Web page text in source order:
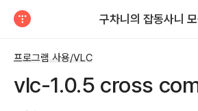
구차니의 잡동사니
프로그램 사용/VLC
vlc-1.0.5 cross